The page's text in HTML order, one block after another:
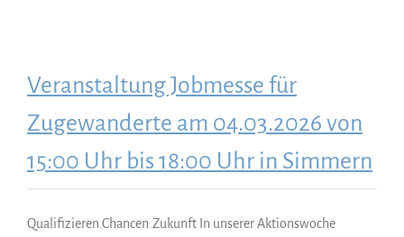
Veranstaltung Jobmesse für
Zugewanderte am 04.03.2026 von
15:00 Uhr bis 18:00 Uhr in Simmern
Qualifizieren.Chancen.Zukunft In unserer Aktionswoche